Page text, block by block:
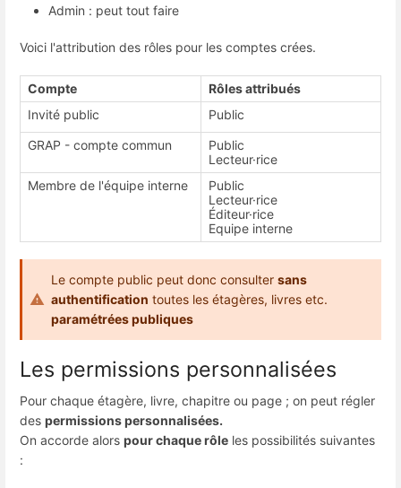
Admin : peut tout faire
Voici l'attribution des rôles pour les comptes crées.
Compte
Rôles attribués
Invité public
Public
GRAP - compte commun
Public
Lecteur·rice
Membre de l'équipe interne
Public
Lecteur·rice
Éditeur·rice
Equipe interne
Le compte public peut donc consulter sans
authentification toutes les étagères, livres etc.
paramétrées publiques
Les permissions personnalisées
Pour chaque étagère, livre, chapitre ou page ; on peut régler
des permissions personnalisées.
On accorde alors pour chaque rôle les possibilités suivantes
: